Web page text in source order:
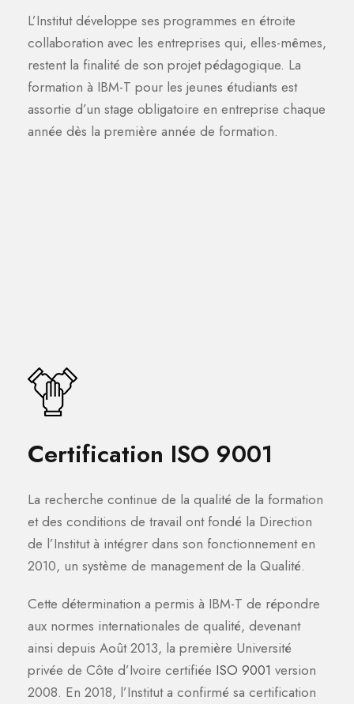
L’Institut développe ses programmes en étroite
collaboration avec les entreprises qui, elles-mêmes,
restent la finalité de son projet pédagogique. La
formation à IBM-T pour les jeunes étudiants est
assortie d’un stage obligatoire en entreprise chaque
année dès la première année de formation.
Certification ISO 9001
La recherche continue de la qualité de la formation
et des conditions de travail ont fondé la Direction
de l’Institut à intégrer dans son fonctionnement en
2010, un système de management de la Qualité.
Cette détermination a permis à IBM-T de répondre
aux normes internationales de qualité, devenant
ainsi depuis Août 2013, la première Université
privée de Côte d’Ivoire certifiée ISO 9001 version
2008. En 2018, l’Institut a confirmé sa certification